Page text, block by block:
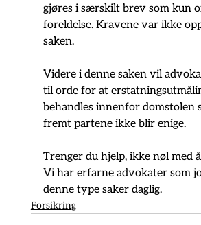
gjøres i særskilt brev som kun
foreldelse. Kravene var ikke
saken.
Videre i denne saken vil
til orde for at
behandles innenfor domstolen
fremt partene ikke blir enige.
Trenger du hjelp, ikke nøl med
Vi har erfarne advokater som
denne type saker daglig.
Forsikring